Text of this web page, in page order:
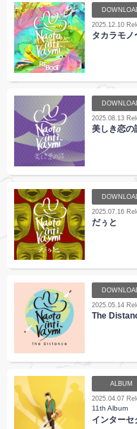
2025.12.10
タカラモ
2025.08.13
美しき恋の
2025.07.16
だぅと
2025.05.14
The
ALBUM
2025.04.07
11th Album
インターセ